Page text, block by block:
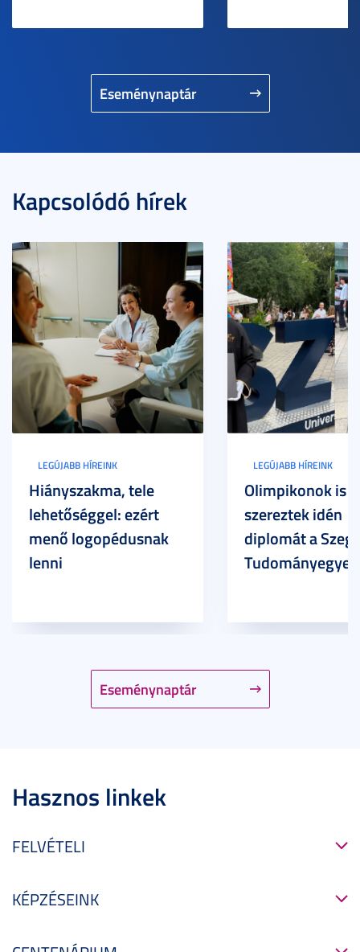
Eseménynaptár
Kapcsolódó hírek
Eseménynaptár
LEGÚJABB HÍREINK
Hiányszakma, tele
lehetőséggel: ezért
menő logopédusnak
lenni
LEGÚJABB HÍREINK
Olimpikonok is
szereztek idén
diplomát a
Hasznos linkek
FELVÉTELI
KÉPZÉSEINK